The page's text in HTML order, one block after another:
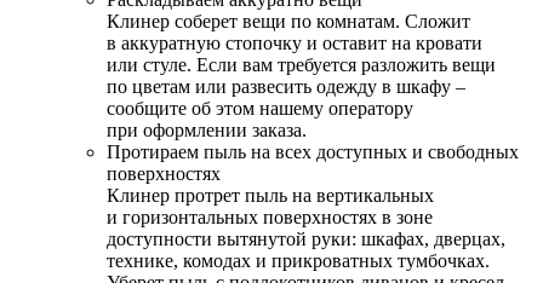
Клинер соберет вещи по комнатам. Сложит
в аккуратную стопочку и оставит на кровати
или стуле. Если вам требуется разложить вещи
по цветам или развесить одежду в шкафу –
сообщите об этом нашему оператору
при оформлении заказа.
Протираем пыль на всех доступных и свободных
поверхностях
Клинер протрет пыль на вертикальных
и горизонтальных поверхностях в зоне
доступности вытянутой руки: шкафах, дверцах,
технике, комодах и прикроватных тумбочках.